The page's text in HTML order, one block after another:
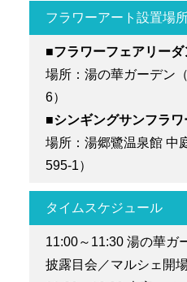
フラワーアート設置場
■フラワーフェアリーダ
場所：湯の華ガーデン
6）
■シンギングサンフラワ
場所：湯郷鷺温泉館 中
595-1）
タイムスケジュール
11:00～11:30 湯の華ガ
披露目会／マルシェ開